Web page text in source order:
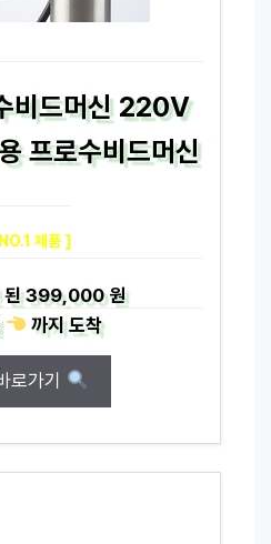
비드머신 220V
프로수비드머신
NO.1 제품 ]
된399,000 원
까지도착
로가기